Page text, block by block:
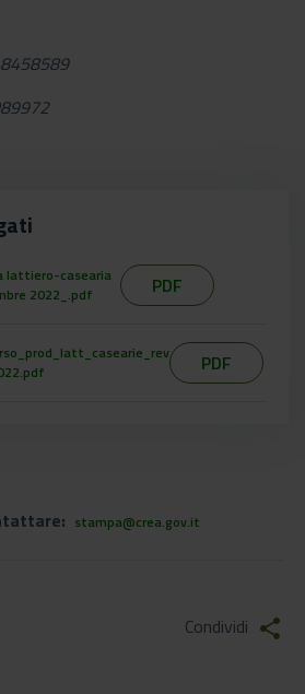
lattiero-casearia
2022_.pdf
PDF
PDF
stampa@crea.gov.it
Condividi share